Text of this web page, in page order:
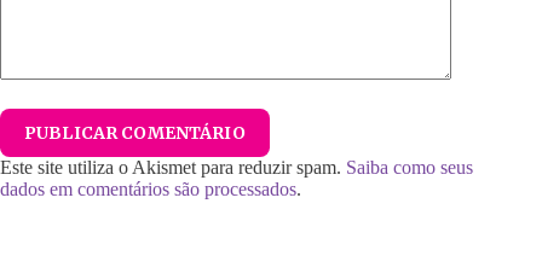
PUBLICAR COMENTÁRIO
Este site utiliza o Akismet para reduzir spam. Saiba como seus
dados em comentários são processados.